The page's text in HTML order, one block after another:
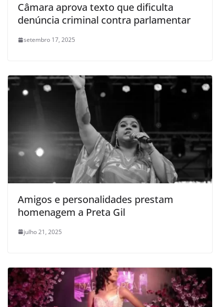
Câmara aprova texto que dificulta
denúncia criminal contra parlamentar
setembro 17, 2025
Amigos e personalidades prestam
homenagem a Preta Gil
julho 21, 2025